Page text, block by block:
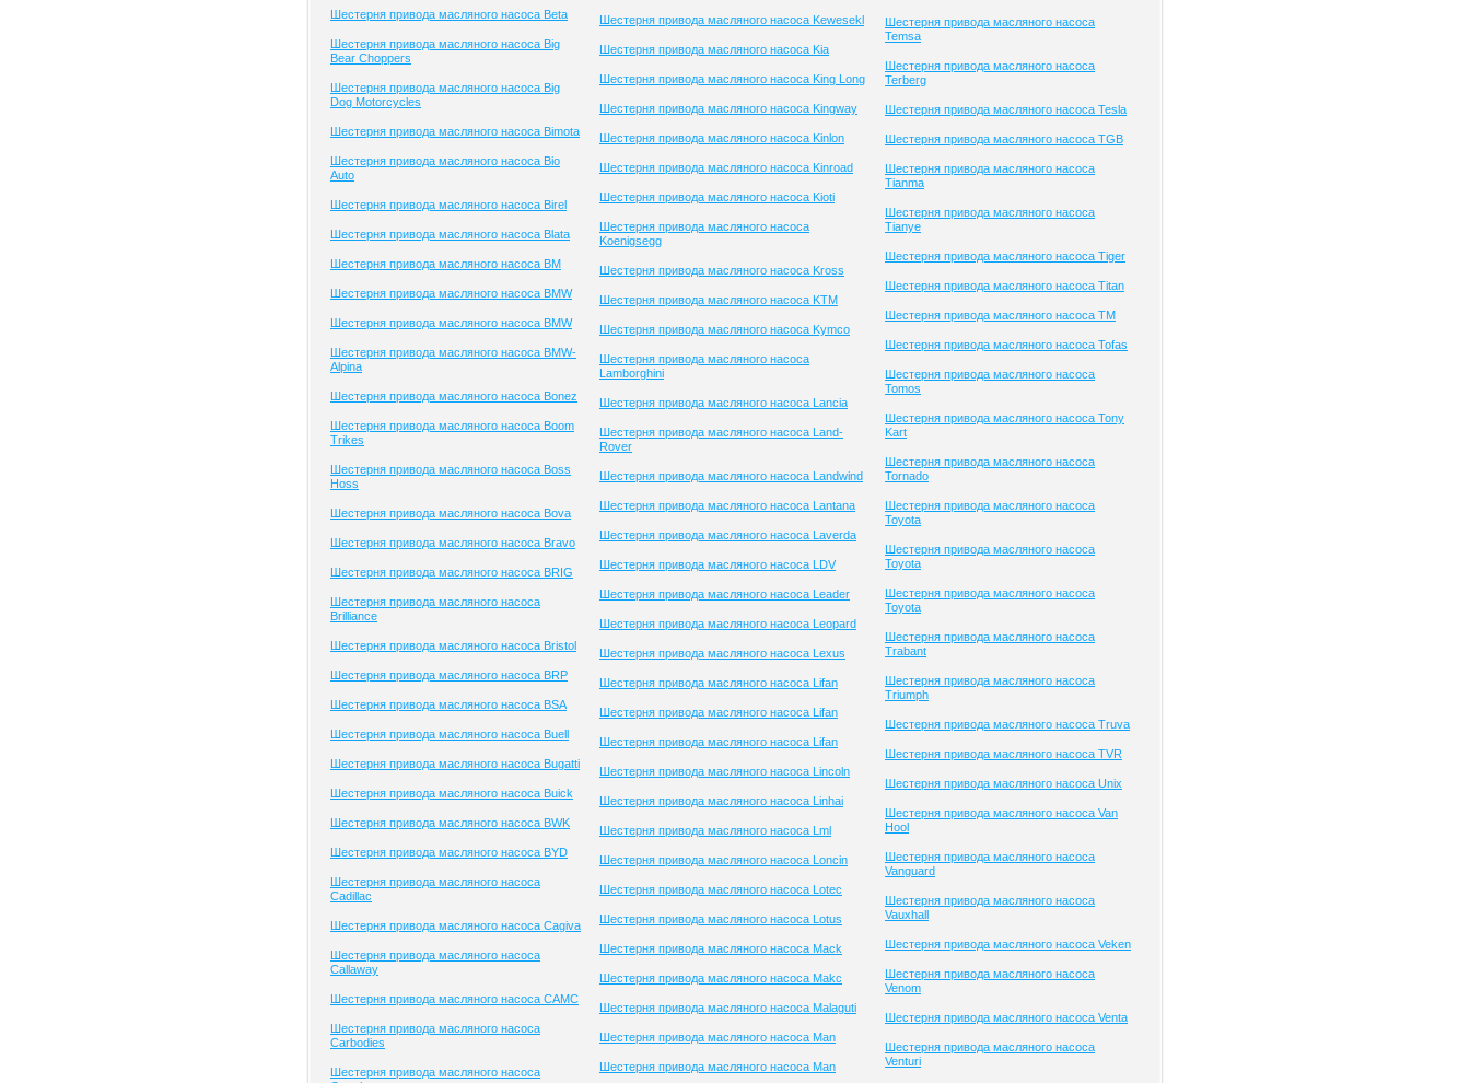
Шестерня привода масляного насоса Beta
Шестерня привода масляного насоса Big
Bear Choppers
Шестерня привода масляного насоса Big
Dog Motorcycles
Шестерня привода масляного насоса Bimota
Шестерня привода масляного насоса Bio
Auto
Шестерня привода масляного насоса Birel
Шестерня привода масляного насоса Blata
Шестерня привода масляного насоса BM
Шестерня привода масляного насоса BMW
Шестерня привода масляного насоса BMW
Шестерня привода масляного насоса BMW-
Alpina
Шестерня привода масляного насоса Bonez
Шестерня привода масляного насоса Boom
Trikes
Шестерня привода масляного насоса Boss
Hoss
Шестерня привода масляного насоса Bova
Шестерня привода масляного насоса Bravo
Шестерня привода масляного насоса BRIG
Шестерня привода масляного насоса
Brilliance
Шестерня привода масляного насоса Bristol
Шестерня привода масляного насоса BRP
Шестерня привода масляного насоса BSA
Шестерня привода масляного насоса Buell
Шестерня привода масляного насоса Bugatti
Шестерня привода масляного насоса Buick
Шестерня привода масляного насоса BWK
Шестерня привода масляного насоса BYD
Шестерня привода масляного насоса
Cadillac
Шестерня привода масляного насоса Cagiva
Шестерня привода масляного насоса
Callaway
Шестерня привода масляного насоса CAMC
Шестерня привода масляного насоса
Carbodies
Шестерня привода масляного насоса
Шестерня привода масляного насоса Kewesekl
Шестерня привода масляного насоса Kia
Шестерня привода масляного насоса King Long
Шестерня привода масляного насоса Kingway
Шестерня привода масляного насоса Kinlon
Шестерня привода масляного насоса Kinroad
Шестерня привода масляного насоса Kioti
Шестерня привода масляного насоса
Koenigsegg
Шестерня привода масляного насоса Kross
Шестерня привода масляного насоса KTM
Шестерня привода масляного насоса Kymco
Шестерня привода масляного насоса
Lamborghini
Шестерня привода масляного насоса Lancia
Шестерня привода масляного насоса Land-
Rover
Шестерня привода масляного насоса Landwind
Шестерня привода масляного насоса Lantana
Шестерня привода масляного насоса Laverda
Шестерня привода масляного насоса LDV
Шестерня привода масляного насоса Leader
Шестерня привода масляного насоса Leopard
Шестерня привода масляного насоса Lexus
Шестерня привода масляного насоса Lifan
Шестерня привода масляного насоса Lifan
Шестерня привода масляного насоса Lifan
Шестерня привода масляного насоса Lincoln
Шестерня привода масляного насоса Linhai
Шестерня привода масляного насоса Lml
Шестерня привода масляного насоса Loncin
Шестерня привода масляного насоса Lotec
Шестерня привода масляного насоса Lotus
Шестерня привода масляного насоса Mack
Шестерня привода масляного насоса Makc
Шестерня привода масляного насоса Malaguti
Шестерня привода масляного насоса Man
Шестерня привода масляного насоса Man
Шестерня привода масляного насоса
Temsa
Шестерня привода масляного насоса
Terberg
Шестерня привода масляного насоса Tesla
Шестерня привода масляного насоса TGB
Шестерня привода масляного насоса
Tianma
Шестерня привода масляного насоса
Tianye
Шестерня привода масляного насоса Tiger
Шестерня привода масляного насоса Titan
Шестерня привода масляного насоса TM
Шестерня привода масляного насоса Tofas
Шестерня привода масляного насоса
Tomos
Шестерня привода масляного насоса Tony
Kart
Шестерня привода масляного насоса
Tornado
Шестерня привода масляного насоса
Toyota
Шестерня привода масляного насоса
Toyota
Шестерня привода масляного насоса
Toyota
Шестерня привода масляного насоса
Trabant
Шестерня привода масляного насоса
Triumph
Шестерня привода масляного насоса Truva
Шестерня привода масляного насоса TVR
Шестерня привода масляного насоса Unix
Шестерня привода масляного насоса Van
Hool
Шестерня привода масляного насоса
Vanguard
Шестерня привода масляного насоса
Vauxhall
Шестерня привода масляного насоса Veken
Шестерня привода масляного насоса
Venom
Шестерня привода масляного насоса Venta
Шестерня привода масляного насоса
Venturi